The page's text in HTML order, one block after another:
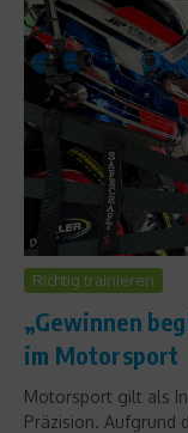
Richtig trainieren
„Gewinnen
im Motorsport
Motorsport gilt als
Präzision. Aufgrund